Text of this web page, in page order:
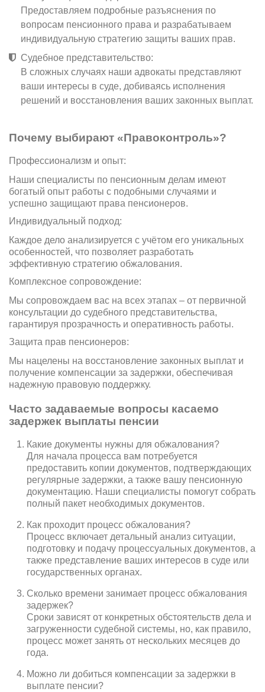
Предоставляем подробные разъяснения по
вопросам пенсионного права и разрабатываем
индивидуальную стратегию защиты ваших прав.
Судебное представительство:
В сложных случаях наши адвокаты представляют
ваши интересы в суде, добиваясь исполнения
решений и восстановления ваших законных выплат.
Почему выбирают «Правоконтроль»?
Профессионализм и опыт:
Наши специалисты по пенсионным делам имеют
богатый опыт работы с подобными случаями и
успешно защищают права пенсионеров.
Индивидуальный подход:
Каждое дело анализируется с учётом его уникальных
особенностей, что позволяет разработать
эффективную стратегию обжалования.
Комплексное сопровождение:
Мы сопровождаем вас на всех этапах – от первичной
консультации до судебного представительства,
гарантируя прозрачность и оперативность работы.
Защита прав пенсионеров:
Мы нацелены на восстановление законных выплат и
получение компенсации за задержки, обеспечивая
надежную правовую поддержку.
Часто задаваемые вопросы касаемо
задержек выплаты пенсии
Какие документы нужны для обжалования?
Для начала процесса вам потребуется
предоставить копии документов, подтверждающих
регулярные задержки, а также вашу пенсионную
документацию. Наши специалисты помогут собрать
полный пакет необходимых документов.
Как проходит процесс обжалования?
Процесс включает детальный анализ ситуации,
подготовку и подачу процессуальных документов, а
также представление ваших интересов в суде или
государственных органах.
Сколько времени занимает процесс обжалования
задержек?
Сроки зависят от конкретных обстоятельств дела и
загруженности судебной системы, но, как правило,
процесс может занять от нескольких месяцев до
года.
Можно ли добиться компенсации за задержки в
выплате пенсии?